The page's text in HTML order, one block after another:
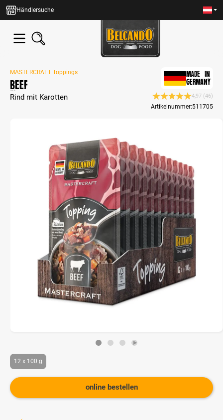
springen
Händlersuche
MASTERCRAFT Toppings
Beef
Rind mit Karotten
MADE IN
GERMANY
Durchschnittliche
4,97 (46)
Artikelnummer:511705
12 x 100 g
online bestellen